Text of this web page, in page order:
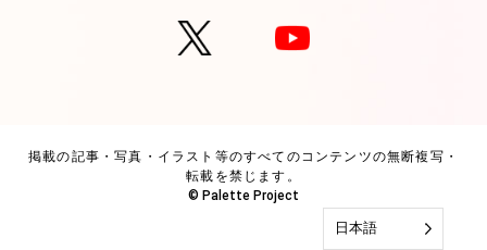
掲載の記事・写真・イラスト等のすべてのコンテンツの無断複写・
転載を禁じます。
© Palette Project
日本語